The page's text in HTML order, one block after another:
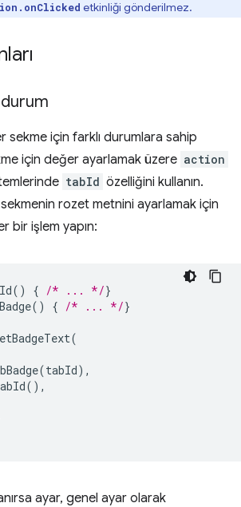
etkinliği gönderilmez.
sekme için farklı durumlara sahip
için değer ayarlamak üzere action
tabId özelliğini kullanın.
rozet metnini ayarlamak için
bir işlem yapın:
() { /* ... */}
() { /* ... */}
(
(tabId),
(),
ayar, genel ayar olarak